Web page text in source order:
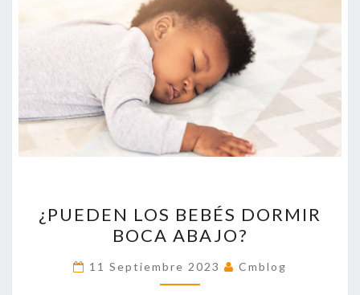
LOS
BEBÉS
DORMIR
BOCA
¿PUEDEN LOS BEBÉS DORMIR
BOCA ABAJO?
11 Septiembre 2023 Cmblog